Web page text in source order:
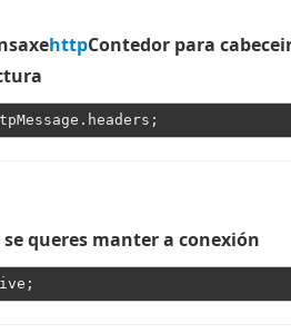
httpContedor para
queres manter a conexión